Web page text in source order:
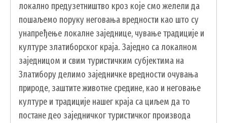
УСЛУГЕ
ПОРТАЛ Е-УПРАВА
локално предузетништво кроз које смо желели да
пошаљемо поруку неговања вредности као што су
унапређење локалне заједнице, чување традиције и
културе златиборског краја. Заједно са локалном
заједницом и свим туристичким субјектима на
Златибору делимо заједничке вредности очувања
природе, заштите животне средине, као и неговање
културе и традиције нашег краја са циљем да то
постане део заједничког туристичког производа